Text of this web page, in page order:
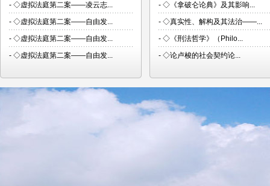
- ◇虚拟法庭第二案——凌云志...
- ◇虚拟法庭第二案——自由发...
- ◇虚拟法庭第二案——自由发...
- ◇虚拟法庭第二案——自由发...
- ◇《拿破仑论典》及其影响...
- ◇真实性、解构及其法治——...
- ◇《刑法哲学》（Philo...
- ◇论卢梭的社会契约论...